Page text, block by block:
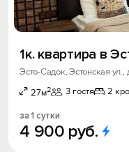
1к. квартира в
Эсто-Садок, Эстонская ул.,
27м2 3 гостя 2
за 1 сутки
4 900 руб.